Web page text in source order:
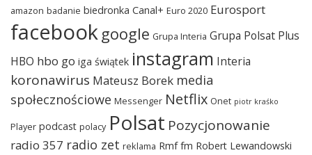
amazon badanie biedronka Canal+ Euro 2020 Eurosport
facebook google Grupa Interia Grupa Polsat Plus
HBO hbo go iga świątek instagram Interia
koronawirus Mateusz Borek media
społecznościowe Messenger Netflix Onet piotr kraśko
Player podcast polacy Polsat Pozycjonowanie
radio 357 radio zet reklama Rmf fm Robert Lewandowski